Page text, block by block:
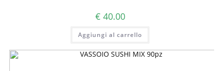
€ 40.00
Aggiungi al carrello